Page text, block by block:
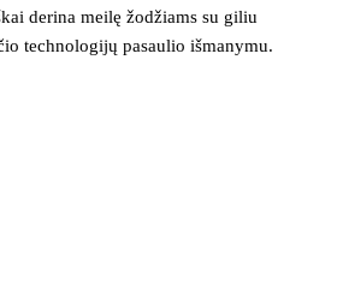
derina meilę žodžiams su giliu
technologijų pasaulio išmanymu.